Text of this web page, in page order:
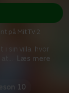
sin villa, hvor
Læs mere
på Mit TV 2.
10